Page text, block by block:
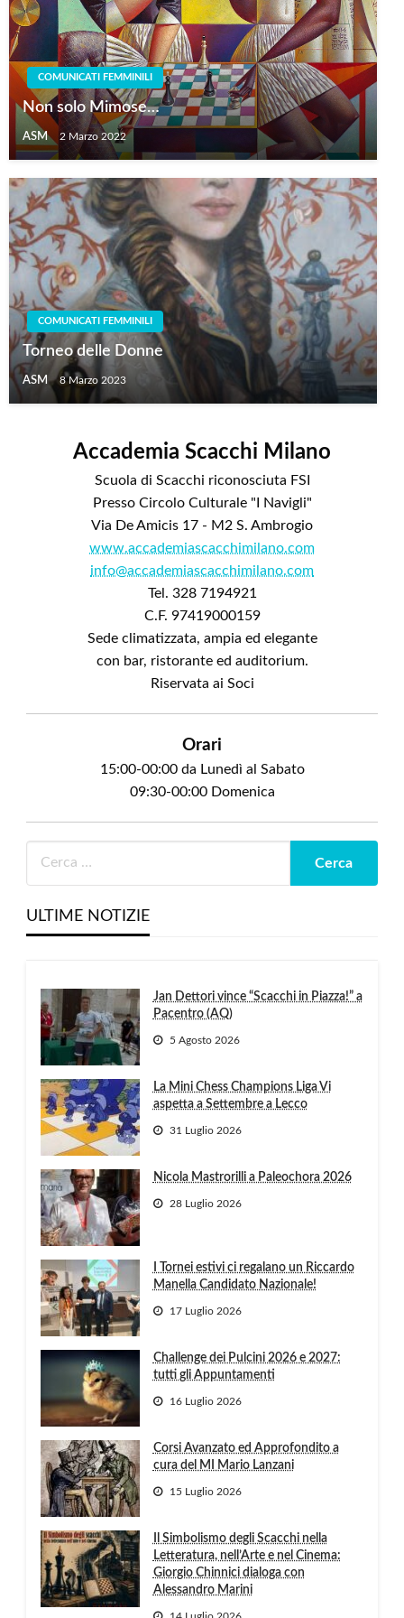
COMUNICATI FEMMINILI
Non solo Mimose…
ASM 2 Marzo 2022
COMUNICATI FEMMINILI
Torneo delle Donne
ASM 8 Marzo 2023
Accademia Scacchi Milano
Scuola di Scacchi riconosciuta FSI
Presso Circolo Culturale "I Navigli"
Via De Amicis 17 - M2 S. Ambrogio
www.accademiascacchimilano.com
info@accademiascacchimilano.com
Tel. 328 7194921
C.F. 97419000159
Sede climatizzata, ampia ed elegante
con bar, ristorante ed auditorium.
Riservata ai Soci
Orari
15:00-00:00 da Lunedì al Sabato
09:30-00:00 Domenica
ULTIME NOTIZIE
Jan Dettori vince “Scacchi in Piazza!” a
Pacentro (AQ)
5 Agosto 2026
La Mini Chess Champions Liga Vi
aspetta a Settembre a Lecco
31 Luglio 2026
Nicola Mastrorilli a Paleochora 2026
28 Luglio 2026
I Tornei estivi ci regalano un Riccardo
Manella Candidato Nazionale!
17 Luglio 2026
Challenge dei Pulcini 2026 e 2027:
tutti gli Appuntamenti
16 Luglio 2026
Corsi Avanzato ed Approfondito a
cura del MI Mario Lanzani
15 Luglio 2026
Il Simbolismo degli Scacchi nella
Letteratura, nell’Arte e nel Cinema:
Giorgio Chinnici dialoga con
Alessandro Marini